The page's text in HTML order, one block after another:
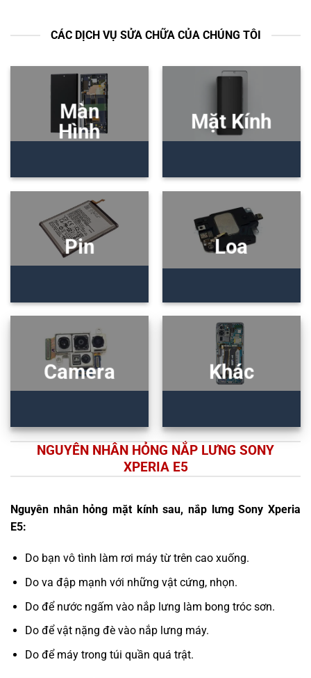
CÁC DỊCH VỤ SỬA CHỮA CỦA CHÚNG TÔI
Màn
Hình
Mặt Kính
Pin Loa
Camera Khác
NGUYÊN NHÂN HỎNG NẮP LƯNG SONY
XPERIA E5
Nguyên nhân hỏng mặt kính sau, nắp lưng Sony Xperia
E5:
Do bạn vô tình làm rơi máy từ trên cao xuống.
Do va đập mạnh với những vật cứng, nhọn.
Do để nước ngấm vào nắp lưng làm bong tróc sơn.
Do để vật nặng đè vào nắp lưng máy.
Do để máy trong túi quần quá trật.